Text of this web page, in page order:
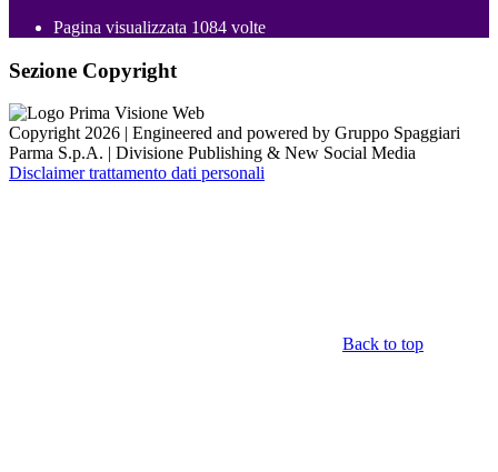
Pagina visualizzata 1084 volte
Sezione Copyright
Copyright 2026 | Engineered and powered by Gruppo Spaggiari
Parma S.p.A. | Divisione Publishing & New Social Media
Disclaimer trattamento dati personali
Back to top